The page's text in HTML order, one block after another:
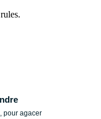
pour agacer